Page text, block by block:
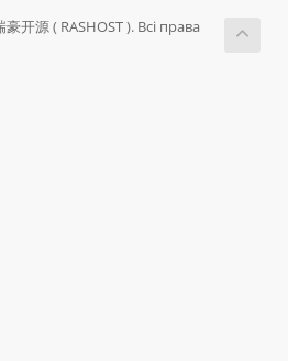
开源 ( RASHOST ). Всі права